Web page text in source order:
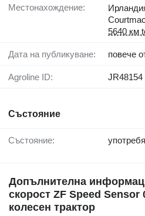
Местонахождение:
5640 км
Дата на публикуване: повече
Agroline ID: JR48154
Състояние
Състояние:
Допълнителна
скорост ZF Speed Sensor
колесен трактор